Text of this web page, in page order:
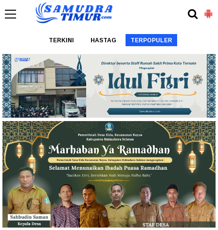
TERKINI HASTAG TERPOPULER